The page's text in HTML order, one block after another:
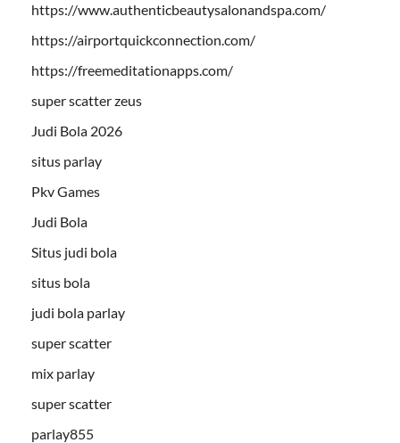
https://www.authenticbeautysalonandspa.com/
https://airportquickconnection.com/
https://freemeditationapps.com/
super scatter zeus
Judi Bola 2026
situs parlay
Pkv Games
Judi Bola
Situs judi bola
situs bola
judi bola parlay
super scatter
mix parlay
super scatter
parlay855